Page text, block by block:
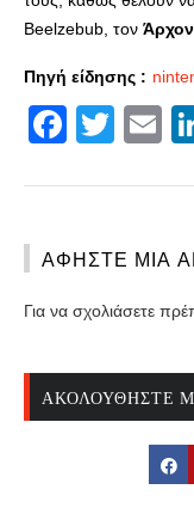
Beelzebub, τον
Πηγή είδησης :
ΑΦΉΣΤΕ ΜΙΑ
Για να σχολιάσετε
ΑΚΟΛΟΥΘΉΣΤΕ